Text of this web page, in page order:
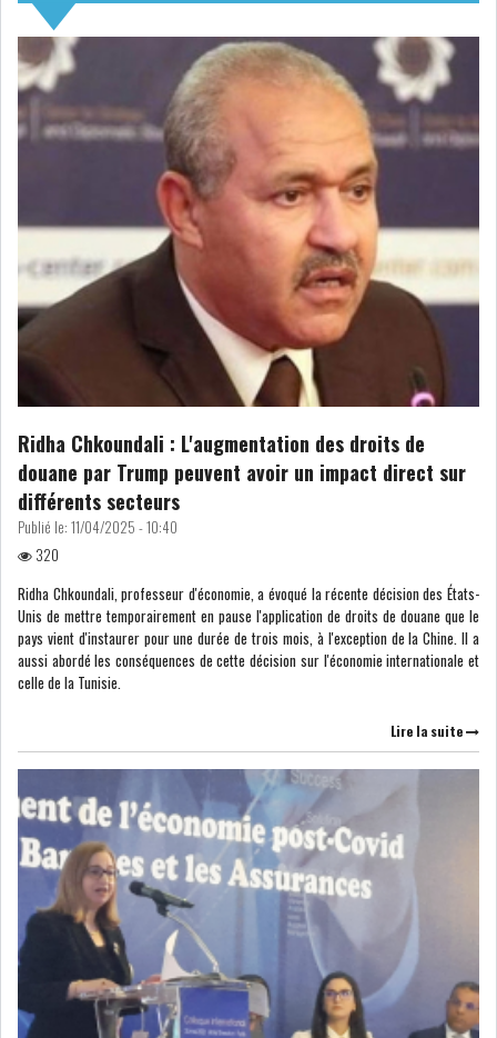
NOMINATIONS NOTATION
PRIVATISATION & OPV RAPPORTS DE GESTION
INTERMÉDIAIRES
DIVERS
ANALYSE MARCHÉ
SONDAGES
COMMUNIQUÉS DE
PRESSE
BOURSE DE TUNIS : UN BILAN
FRANCE RENFORCENT...
OFFICEPLAST CHERCHE DEUX
L’ATB RENFORCE SON
ENGAGEMENT AUPRÈS DES...
COTATION ET ANALYSES
FICHES SOCIÉTÉS
Ridha Chkoundali : L'augmentation des droits de
douane par Trump peuvent avoir un impact direct sur
différents secteurs
Publié le: 11/04/2025 - 10:40
320
Ridha Chkoundali, professeur d'économie, a évoqué la récente décision des États-
Unis de mettre temporairement en pause l'application de droits de douane que le
pays vient d'instaurer pour une durée de trois mois, à l'exception de la Chine. Il a
aussi abordé les conséquences de cette décision sur l'économie internationale et
celle de la Tunisie.
Lire la suite